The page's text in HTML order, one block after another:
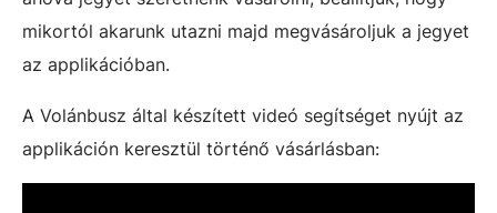
mikortól akarunk utazni majd megvásároljuk a jegyet
az applikációban.
A Volánbusz által készített videó segítséget nyújt az
applikáción keresztül történő vásárlásban: